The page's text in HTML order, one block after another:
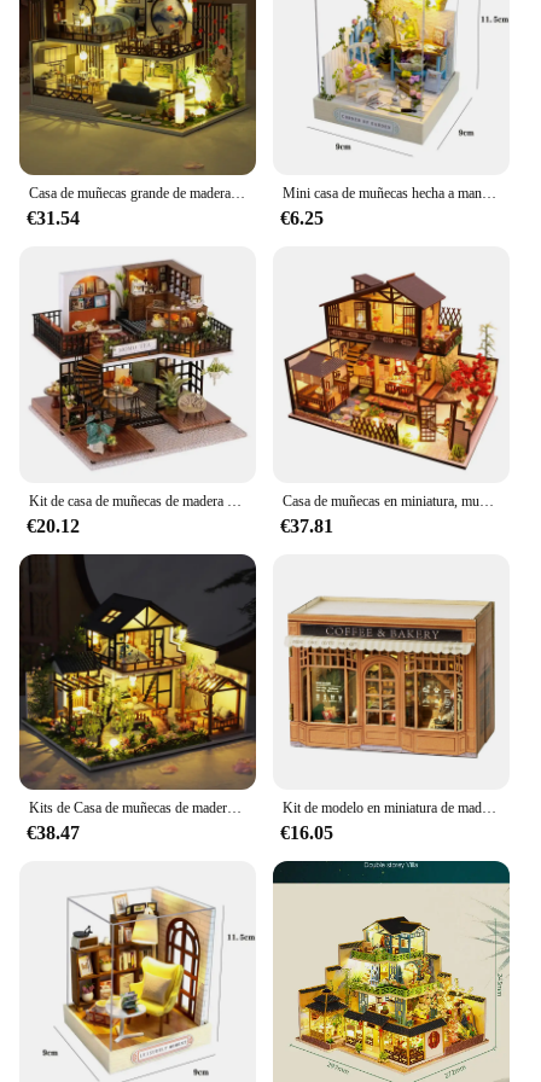
creating a realistic miniature replica of a living
room, kitchen, or bedroom, our sets offer a wide
range of options to bring your vision to life. With
our casas miniatura sets, the possibilities are
endless, and the fun is just beginning.
€31.54
Mini casa de muñecas hecha a mano, rompecabezas 3D, ensamblaje mágico, modelo de construcción, juguete, decoración del dormitorio del hogar con muebles, casa de muñecas de madera
€6.25
€20.12 €37.81
Kits de Casa de muñecas de madera grande con muebles, Casa de muñecas Roombox Diy, Casa de muñecas hecha a mano, ensamblaje en miniatura, juguetes para el hogar, regalos de cumpleaños
€38.47
Kit de modelo en miniatura de madera para bricolaje, Mini caja de cafetería, panadería, Casa de muñecas, casas de muñecas, rompecabezas 3D, Casa de muñecas con muebles, regalos para amigos
€16.05